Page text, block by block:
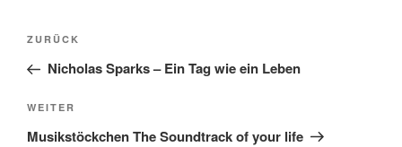
Beitragsnavigation
Vorheriger
Beitrag
ZURÜCK
Nicholas Sparks – Ein Tag wie ein Leben
Nächster
Beitrag
WEITER
Musikstöckchen The Soundtrack of your life